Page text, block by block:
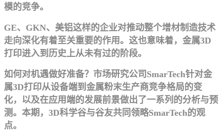
模的竞争。
GE、GKN、美铝这样的企业对推动整个增材制造技术
走向深化有着至关重要的作用。这也意味着，金属3D
打印进入到历史上从未有过的阶段。
如何对机遇做好准备？市场研究公司SmarTech针对金
属3D打印从设备端到金属粉末生产商竞争格局的变
化，以及在应用端的发展前景做出了一系列的分析与预
测。本期，3D科学谷与谷友共同领略SmarTech的观
点。